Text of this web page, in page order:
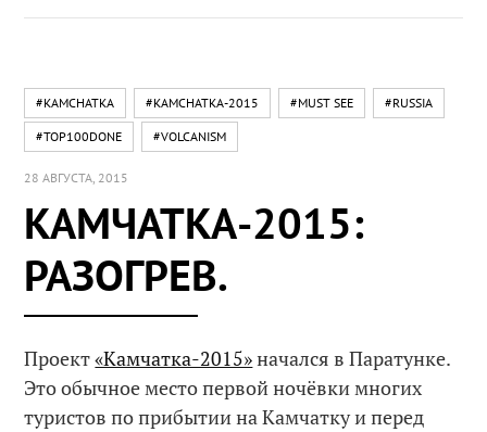
#KAMCHATKA #KAMCHATKA-2015 #MUST SEE #RUSSIA
#TOP100DONE #VOLCANISM
28 АВГУСТА, 2015
КАМЧАТКА-2015:
РАЗОГРЕВ.
Проект«Камчатка-2015»начался в Паратунке.
Это обычное место первой ночёвки многих
туристов по прибытии на Камчатку и перед